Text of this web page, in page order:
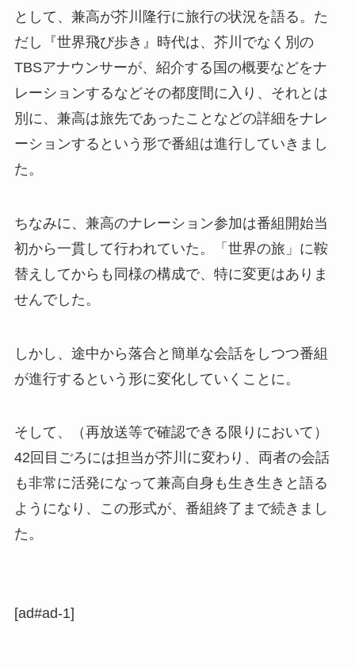
として、兼高が芥川隆行に旅行の状況を語る。た
だし『世界飛び歩き』時代は、芥川でなく別の
TBSアナウンサーが、紹介する国の概要などをナ
レーションするなどその都度間に入り、それとは
別に、兼高は旅先であったことなどの詳細をナレ
ーションするという形で番組は進行していきまし
た。
ちなみに、兼高のナレーション参加は番組開始当
初から一貫して行われていた。「世界の旅」に鞍
替えしてからも同様の構成で、特に変更はありま
せんでした。
しかし、途中から落合と簡単な会話をしつつ番組
が進行するという形に変化していくことに。
そして、（再放送等で確認できる限りにおいて）
42回目ごろには担当が芥川に変わり、両者の会話
も非常に活発になって兼高自身も生き生きと語る
ようになり、この形式が、番組終了まで続きまし
た。
[ad#ad-1]